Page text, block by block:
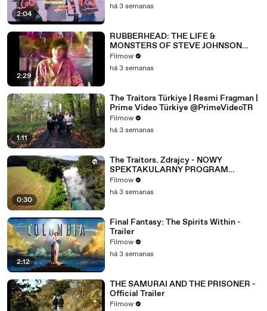
2:04
há 3 semanas
2:29
RUBBERHEAD: THE LIFE &
MONSTERS OF STEVE JOHNSON
(2026) 4K
Filmow
há 3 semanas
1:11
The Traitors Türkiye | Resmi Fragman |
Prime Video Türkiye @PrimeVideoTR
Filmow
há 3 semanas
0:30
The Traitors. Zdrajcy - NOWY
SPEKTAKULARNY PROGRAM
WKRÓTCE W TVN! 🔥
Filmow
há 3 semanas
2:12
Final Fantasy: The Spirits Within -
Trailer
Filmow
há 3 semanas
THE SAMURAI AND THE PRISONER -
Official Trailer
Filmow